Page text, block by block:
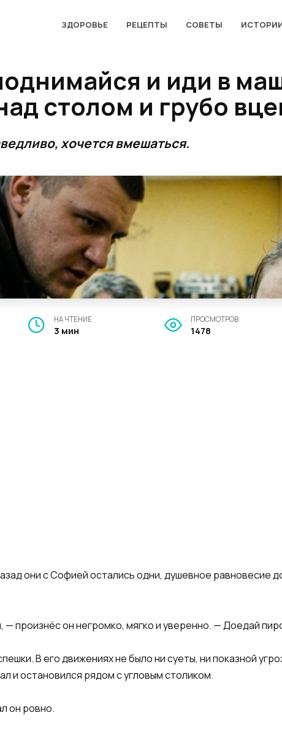
ЗДОРОВЬЕ РЕЦЕПТЫ СОВЕТЫ
и иди в
столом и грубо
хочется вмешаться.
НА ЧТЕНИЕ
3 мин
ПРОСМОТРОВ
1478
они с Софией остались одни, душевное равновесие
произнёс он негромко, мягко и уверенно. — Доедай
В его движениях не было ни суеты, ни показной
и остановился рядом с угловым столиком.
он ровно.